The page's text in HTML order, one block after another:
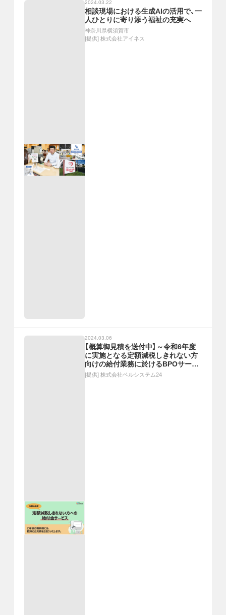
2024.03.22
相談現場における生成AIの活用で、一
人ひとりに寄り添う福祉の充実へ
神奈川県横須賀市
[提供] 株式会社アイネス
2024.03.06
【概算御見積を送付中】～令和6年度
に実施となる定額減税しきれない方
向けの給付業務に於けるBPOサービ
スのご案内～
[提供] 株式会社ベルシステム24